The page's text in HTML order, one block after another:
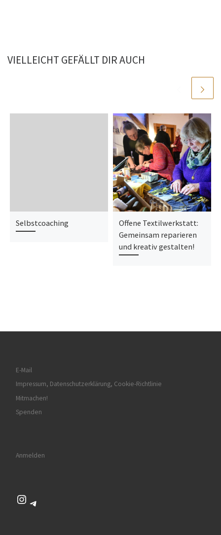
VIELLEICHT GEFÄLLT DIR AUCH
Selbstcoaching
Offene Textilwerkstatt:
Gemeinsam reparieren
und kreativ gestalten!
E-Mail
Impressum, Datenschutzerklärung, Cookie-Richtlinie
Mitmachen!
Spenden
Anmelden
Instagram
Telegram